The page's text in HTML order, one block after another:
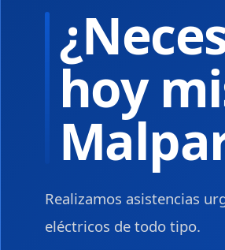
hoy
Realizamos asistencias
eléctricos de todo tipo.